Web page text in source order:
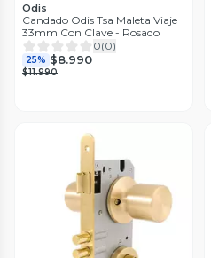
Odis
Candado Odis Tsa Maleta Viaje
33mm Con Clave - Rosado
0(0)
25% $8.990
$11.990